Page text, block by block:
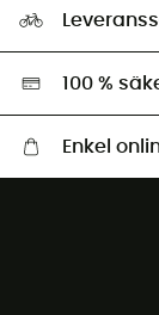
Ambassadörer
Miljöanpassat urval
100 %
Enkel